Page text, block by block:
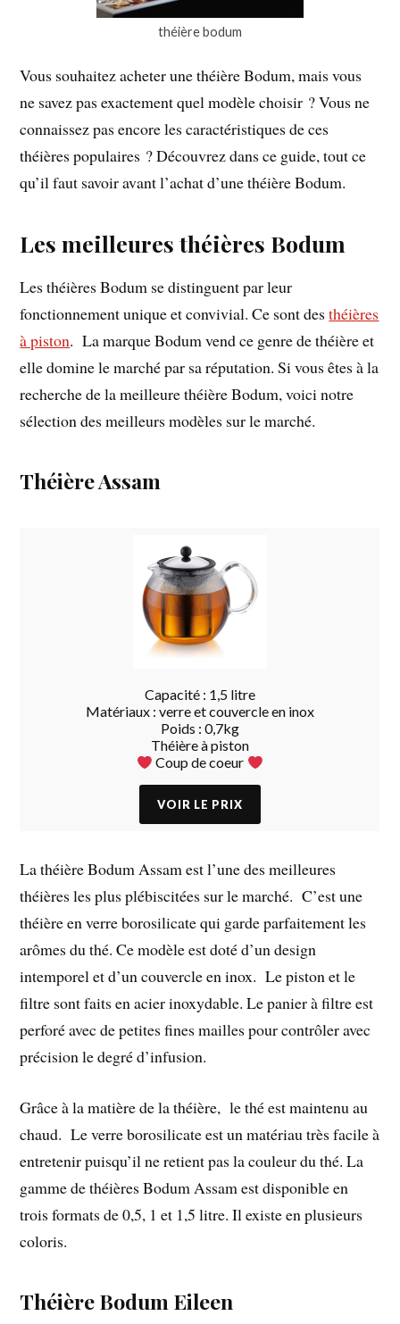
théière bodum
Vous souhaitez acheter une théière Bodum, mais vous
ne savez pas exactement quel modèle choisir ? Vous ne
connaissez pas encore les caractéristiques de ces
théières populaires ? Découvrez dans ce guide, tout ce
qu’il faut savoir avant l’achat d’une théière Bodum.
Les meilleures théières Bodum
Les théières Bodum se distinguent par leur
fonctionnement unique et convivial. Ce sont desthéières
à piston. La marque Bodum vend ce genre de théière et
elle domine le marché par sa réputation. Si vous êtes à la
recherche de la meilleure théière Bodum, voici notre
sélection des meilleurs modèles sur le marché.
Théière Assam
Capacité : 1,5 litre
Matériaux : verre et couvercle en inox
Poids : 0,7kg
Théière à piston
Coup de coeur
Lathéière Bodum Assamest l’une des meilleures
théières les plus plébiscitées sur le marché. C’est une
théière en verre borosilicate qui garde parfaitement les
arômes du thé. Ce modèle est doté d’un design
intemporel et d’un couvercle en inox. Le piston et le
filtre sont faits en acier inoxydable. Le panier à filtre est
perforé avec de petites fines mailles pour contrôler avec
précision le degré d’infusion.
Grâce à la matière de la théière, le thé est maintenu au
chaud. Le verre borosilicate est un matériau très facile à
entretenir puisqu’il ne retient pas la couleur du thé. La
gamme de théières Bodum Assam est disponible en
trois formats de 0,5, 1 et 1,5 litre. Il existe en plusieurs
coloris.
Théière Bodum Eileen